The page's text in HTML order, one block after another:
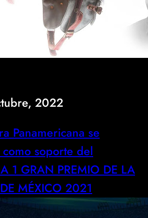
2022
Panamericana se
soporte del
1 GRAN PREMIO DE LA
MÉXICO 2021